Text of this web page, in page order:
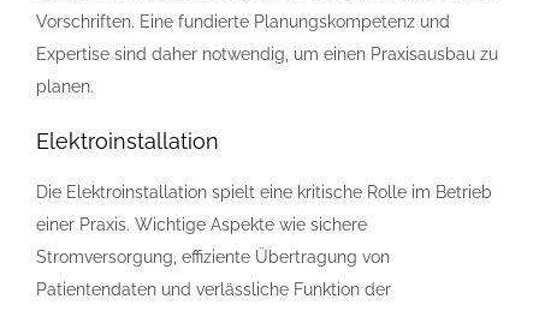
Vorschriften. Eine fundierte Planungskompetenz und
Expertise sind daher notwendig, um einen Praxisausbau zu
planen.
Elektroinstallation
Die Elektroinstallation spielt eine kritische Rolle im Betrieb
einer Praxis. Wichtige Aspekte wie sichere
Stromversorgung, effiziente Übertragung von
Patientendaten und verlässliche Funktion der